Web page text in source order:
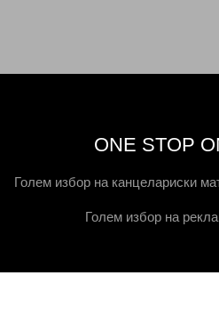
ONE STOP
Голем избор на канцелариски
Голем избор на